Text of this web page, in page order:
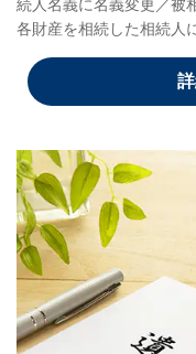
続人名義に名義変更／被
各財産を相続した相続人